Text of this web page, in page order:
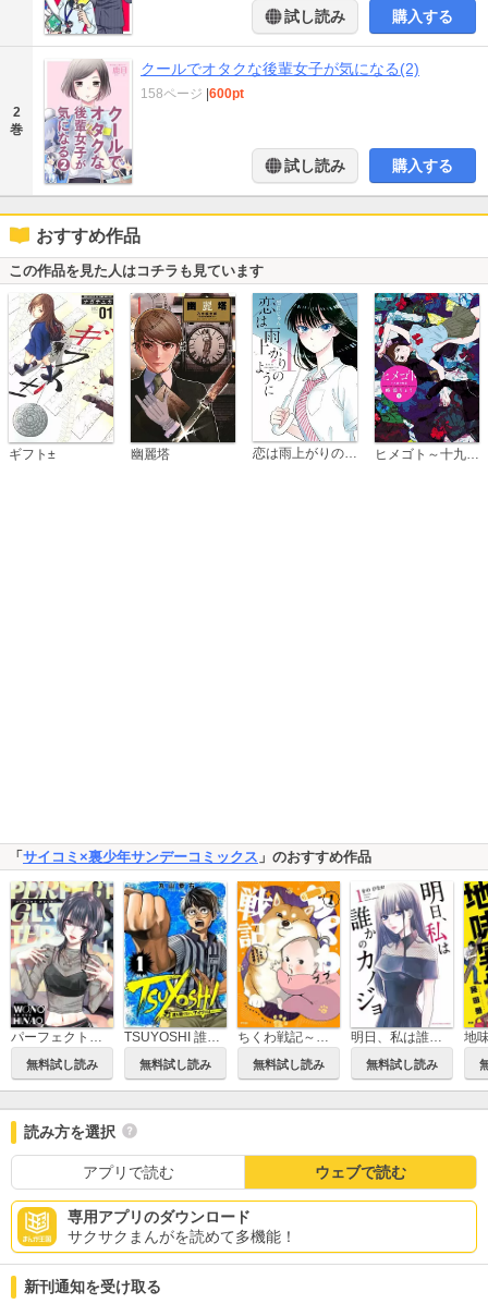
試し読み 購入する
2
巻
クールでオタクな後輩女子が気になる(2)
158ページ 600pt
試し読み 購入する
おすすめ作品
この作品を見た人はコチラも見ています
ギフト± 幽麗塔 恋は雨上がりのように
「 サイコミ×裏少年サンデーコミックス 」のおすすめ作品
パーフェクトグリッター
無料試し読み
TSUYOSHI 誰も勝てない、アイツには
無料試し読み
ちくわ戦記～おれのカワイイで地球侵略～
無料試し読み
明日、私は誰かのカノジョ
無料試し読み
読み方を選択
アプリで読む ウェブで読む
専用アプリのダウンロード
サクサクまんがを読めて多機能！
新刊通知を受け取る